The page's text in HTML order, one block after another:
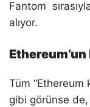
Fantom
alıyor.
Tüm “Ethereum
gibi görünse